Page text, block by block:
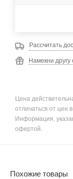
Рассчитать
Намекни другу
Цена
отличаться от цен
Информация,
офертой.
Похожие товары